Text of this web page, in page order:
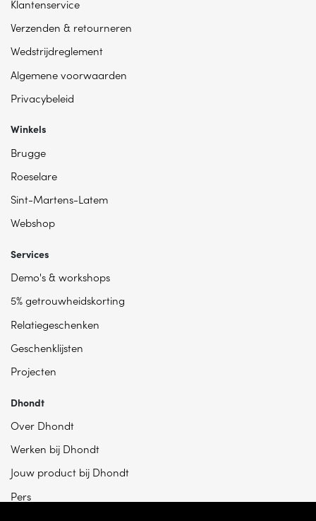
Klantenservice
Verzenden & retourneren
Wedstrijdreglement
Algemene voorwaarden
Privacybeleid
Winkels
Brugge
Roeselare
Sint-Martens-Latem
Webshop
Services
Demo's & workshops
5% getrouwheidskorting
Relatiegeschenken
Geschenklijsten
Projecten
Dhondt
Over Dhondt
Werken bij Dhondt
Jouw product bij Dhondt
Pers